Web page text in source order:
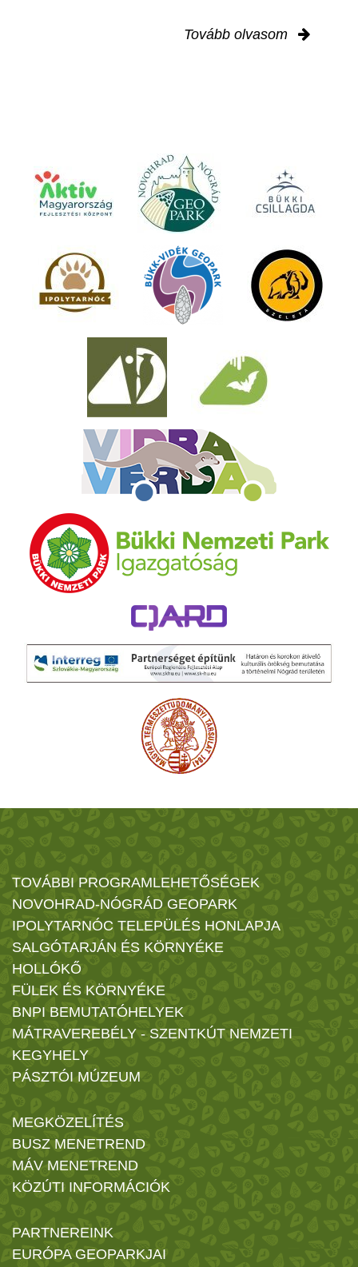
Tovább olvasom
TOVÁBBI PROGRAMLEHETŐSÉGEK
NOVOHRAD-NÓGRÁD GEOPARK
IPOLYTARNÓC TELEPÜLÉS HONLAPJA
SALGÓTARJÁN ÉS KÖRNYÉKE
HOLLÓKŐ
FÜLEK ÉS KÖRNYÉKE
BNPI BEMUTATÓHELYEK
MÁTRAVEREBÉLY - SZENTKÚT NEMZETI
KEGYHELY
PÁSZTÓI MÚZEUM
MEGKÖZELÍTÉS
BUSZ MENETREND
MÁV MENETREND
KÖZÚTI INFORMÁCIÓK
PARTNEREINK
EURÓPA GEOPARKJAI